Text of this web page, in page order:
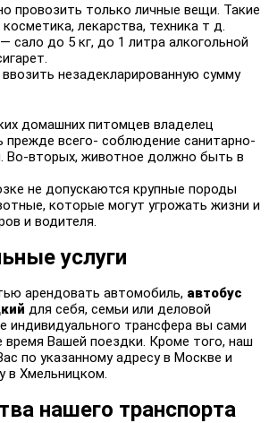
провозить только личные вещи. Такие
лекарства, техника т д.
сало до 5 кг, до 1 литра алкогольной
незадекларированную сумму
домашних питомцев владелец
прежде всего- соблюдение санитарно-
Во-вторых, животное должно быть в
не допускаются крупные породы
которые могут угрожать жизни и
и водителя.
услуги
арендовать автомобиль, автобус
для себя, семьи или деловой
индивидуального трансфера вы сами
время Вашей поездки. Кроме того, наш
по указанному адресу в Москве и
в Хмельницком.
нашего транспорта